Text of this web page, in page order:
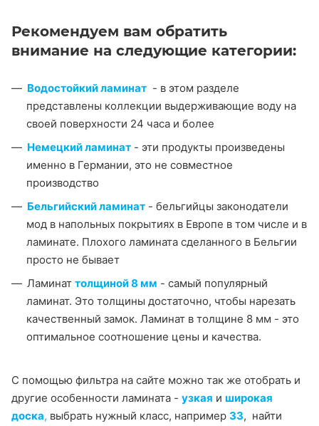
Рекомендуем вам обратить
внимание на следующие категории:
Водостойкий ламинат - в этом разделе
представлены коллекции выдерживающие воду на
своей поверхности 24 часа и более
Немецкий ламинат - эти продукты произведены
именно в Германии, это не совместное
производство
Бельгийский ламинат - бельгийцы законодатели
мод в напольных покрытиях в Европе в том числе и в
ламинате. Плохого ламината сделанного в Бельгии
просто не бывает
Ламинат толщиной 8 мм - самый популярный
ламинат. Это толщины достаточно, чтобы нарезать
качественный замок. Ламинат в толщине 8 мм - это
оптимальное соотношение цены и качества.
С помощью фильтра на сайте можно так же отобрать и
другие особенности ламината - узкая и широкая
доска, выбрать нужный класс, например 33, найти